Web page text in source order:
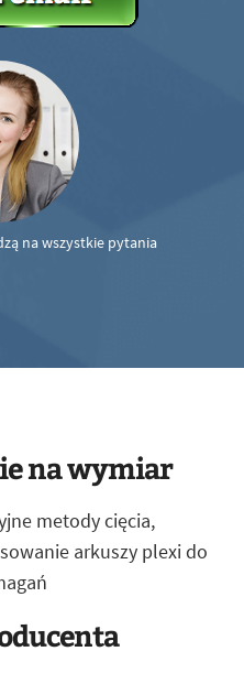
na wszystkie pytania
na wymiar
metody cięcia,
arkuszy plexi do